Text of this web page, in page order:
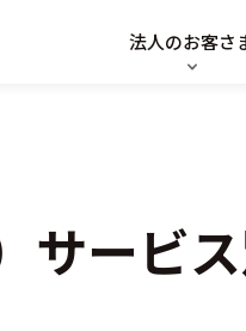
法人のお客さ
サービ